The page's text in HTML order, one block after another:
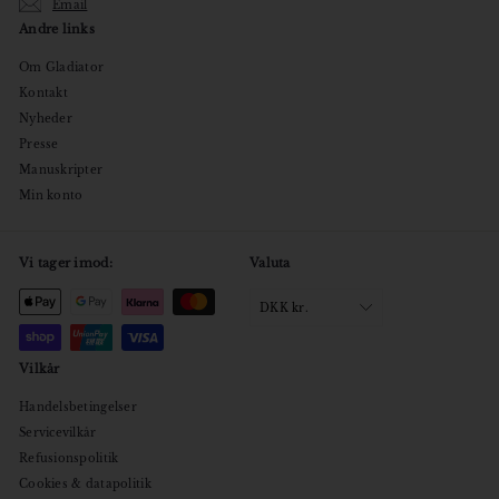
Email
Andre links
Om Gladiator
Kontakt
Nyheder
Presse
Manuskripter
Min konto
Vi tager imod: Valuta
DKK kr.
Vilkår
Handelsbetingelser
Servicevilkår
Refusionspolitik
Cookies & datapolitik